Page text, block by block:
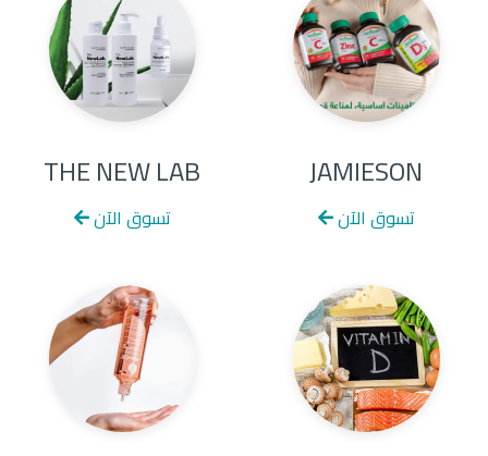
JAMIESON
تسوق الآن
THE NEW LAB
تسوق الآن